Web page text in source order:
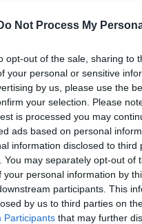
Not Process My
opt-out of the sale, sharing to
your personal or sensitive
by us, please use the
your selection. Please
is processed you may
ads based on personal
information disclosed to third
You may separately opt-out of
your personal information by
participants. This
by us to third parties on
Participants that may further
a leggere